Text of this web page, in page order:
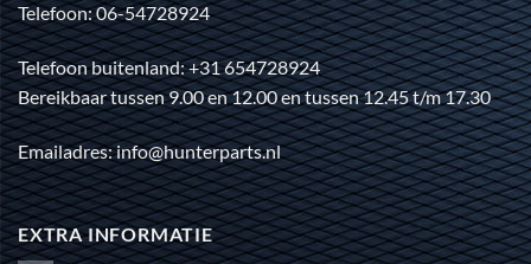
Telefoon: 06-54728924
Telefoon buitenland: +31 654728924
Bereikbaar tussen 9.00 en 12.00 en tussen 12.45 t/m 17.30
Emailadres: info@hunterparts.nl
EXTRA INFORMATIE